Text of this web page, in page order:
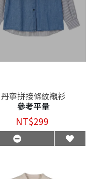
丹寧拼接條紋襯衫
參考平量
NT$299